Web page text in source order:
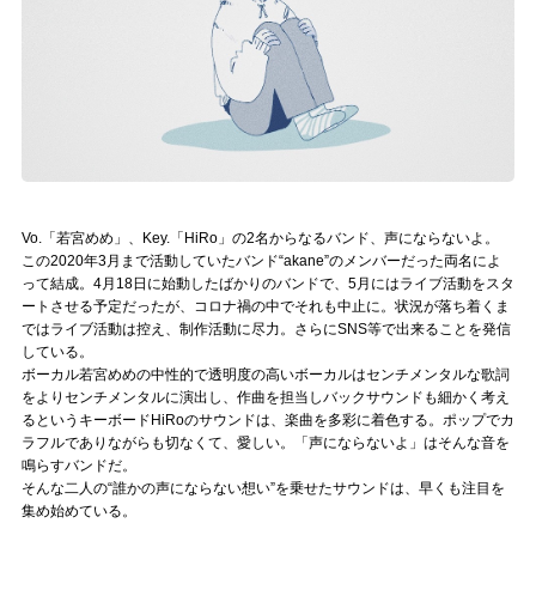
muevoクラウドファンディング
muevoコミュニティ
ぶいクラ！by muevo
ぶいコミュ！by muevo
ぶいマガ！ by muevo
Follow us
Official SNS
Vo.「若宮めめ」、Key.「HiRo」の2名からなるバンド、声にならないよ。
この2020年3月まで活動していたバンド“akane”のメンバーだった両名によ
って結成。4月18日に始動したばかりのバンドで、5月にはライブ活動をスタ
ートさせる予定だったが、コロナ禍の中でそれも中止に。状況が落ち着くま
ではライブ活動は控え、制作活動に尽力。さらにSNS等で出来ることを発信
している。
ボーカル若宮めめの中性的で透明度の高いボーカルはセンチメンタルな歌詞
をよりセンチメンタルに演出し、作曲を担当しバックサウンドも細かく考え
るというキーボードHiRoのサウンドは、楽曲を多彩に着色する。ポップでカ
ラフルでありながらも切なくて、愛しい。「声にならないよ」はそんな音を
鳴らすバンドだ。
そんな二人の“誰かの声にならない想い”を乗せたサウンドは、早くも注目を
集め始めている。